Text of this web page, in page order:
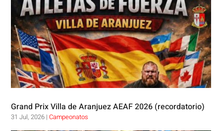
Grand Prix Villa de Aranjuez AEAF 2026 (recordatorio)
31 Jul, 2026 |Campeonatos